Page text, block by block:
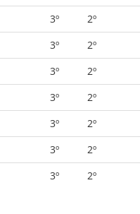
3º 2º
3º 2º
3º 2º
3º 2º
3º 2º
3º 2º
3º 2º